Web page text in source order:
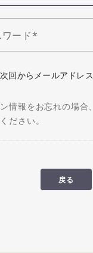
ード
次回からメールアドレ
情報をお忘れの場
ださい。
戻る